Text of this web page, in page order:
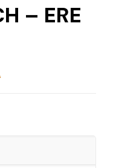
– ERE